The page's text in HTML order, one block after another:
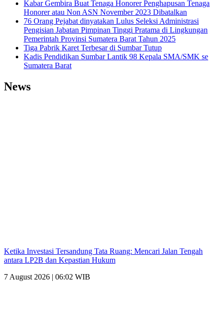
Kabar Gembira Buat Tenaga Honorer Penghapusan Tenaga
Honorer atau Non ASN November 2023 Dibatalkan
76 Orang Pejabat dinyatakan Lulus Seleksi Administrasi
Pengisian Jabatan Pimpinan Tinggi Pratama di Lingkungan
Pemerintah Provinsi Sumatera Barat Tahun 2025
Tiga Pabrik Karet Terbesar di Sumbar Tutup
Kadis Pendidikan Sumbar Lantik 98 Kepala SMA/SMK se
Sumatera Barat
News
Ketika Investasi Tersandung Tata Ruang: Mencari Jalan Tengah
antara LP2B dan Kepastian Hukum
7 August 2026 | 06:02 WIB